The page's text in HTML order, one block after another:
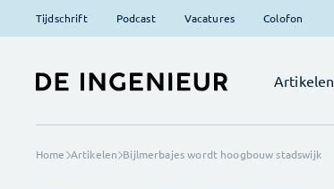
Tijdschrift Podcast Vacatures Colofon
Artikelen
Home Artikelen Bijlmerbajes wordt hoogbouw stadswijk